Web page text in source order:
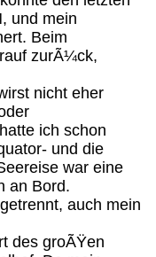
und mein
Beim
zurÃ¼ck,
nicht eher
ich schon
und die
war eine
an Bord.
auch mein
des groÃŸen